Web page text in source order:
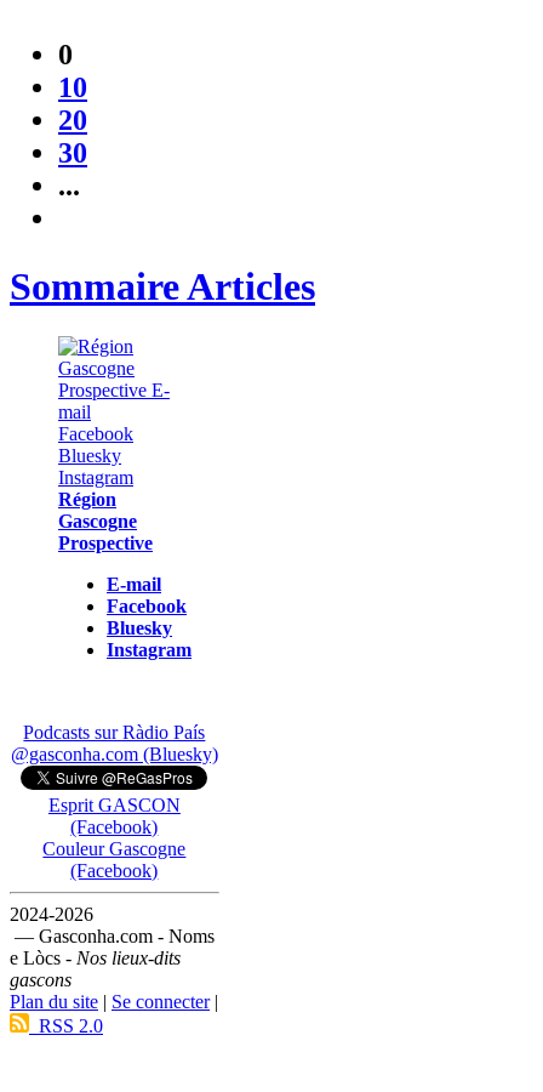
0
10
20
30
...
Sommaire Articles
Région
Gascogne
Prospective
E-mail
Facebook
Bluesky
Instagram
Podcasts sur Ràdio País
@gasconha.com (Bluesky)
Esprit GASCON
(Facebook)
Couleur Gascogne
(Facebook)
2024-2026
— Gasconha.com - Noms
e Lòcs - Nos lieux-dits
gascons
Plan du site | Se connecter|
RSS 2.0